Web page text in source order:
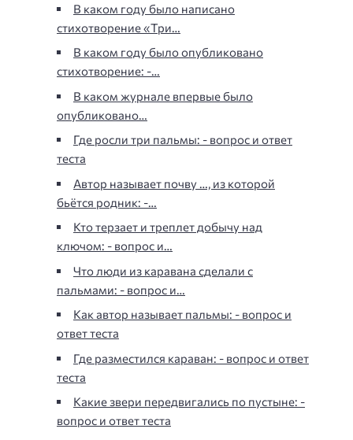
В каком году было написано
стихотворение «Три…
В каком году было опубликовано
стихотворение: -…
В каком журнале впервые было
опубликовано…
Где росли три пальмы: - вопрос и ответ
теста
Автор называет почву …, из которой
бьётся родник: -…
Кто терзает и треплет добычу над
ключом: - вопрос и…
Что люди из каравана сделали с
пальмами: - вопрос и…
Как автор называет пальмы: - вопрос и
ответ теста
Где разместился караван: - вопрос и ответ
теста
Какие звери передвигались по пустыне: -
вопрос и ответ теста